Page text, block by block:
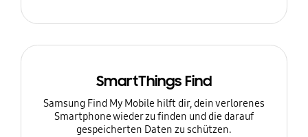
SmartThings Find
Samsung Find My Mobile hilft dir, dein verlorenes
Smartphone wieder zu finden und die darauf
gespeicherten Daten zu schützen.